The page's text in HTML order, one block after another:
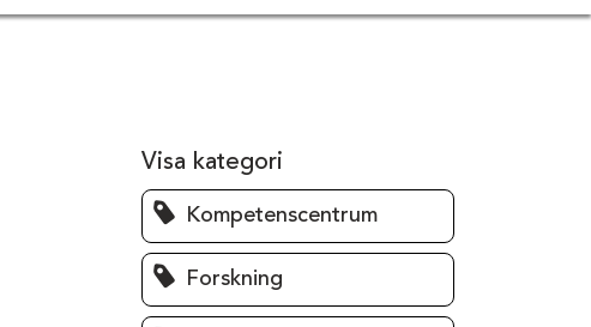
Visa kategori
Kompetenscentrum
Forskning